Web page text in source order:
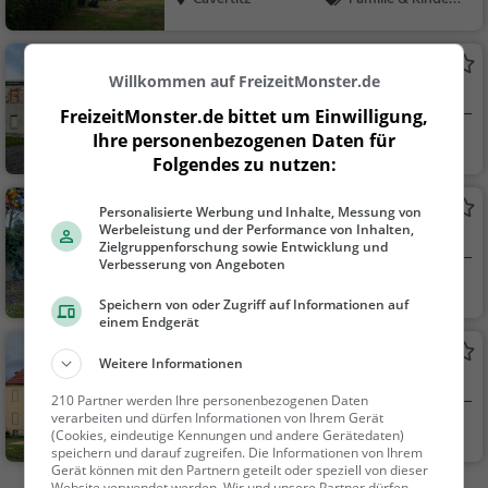
Adelssitz in Dahlen
Dahlen
Familie & Kinder,
Sehenswürdigkeit
Volkspark Großböhla
Park in Dahlen
Natur
Schloss Großböhla
Dahlen
Familie & Kinder,
Sehenswürdigkeit
Willkommen auf FreizeitMonster.de
FreizeitMonster.de bittet um Einwilligung,
Ihre personenbezogenen Daten für
Folgendes zu nutzen:
Personalisierte Werbung und Inhalte, Messung von
Werbeleistung und der Performance von Inhalten,
Zielgruppenforschung sowie Entwicklung und
Verbesserung von Angeboten
Speichern von oder Zugriff auf Informationen auf
einem Endgerät
Weitere Informationen
210 Partner werden Ihre personenbezogenen Daten
verarbeiten und dürfen Informationen von Ihrem Gerät
(Cookies, eindeutige Kennungen und andere Gerätedaten)
speichern und darauf zugreifen. Die Informationen von Ihrem
Gerät können mit den Partnern geteilt oder speziell von dieser